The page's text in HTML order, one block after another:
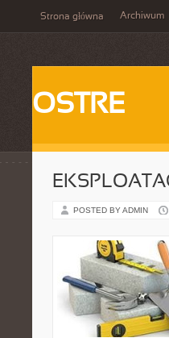
Strona główna Archiwum
OSTRE
POSTED BY ADMIN